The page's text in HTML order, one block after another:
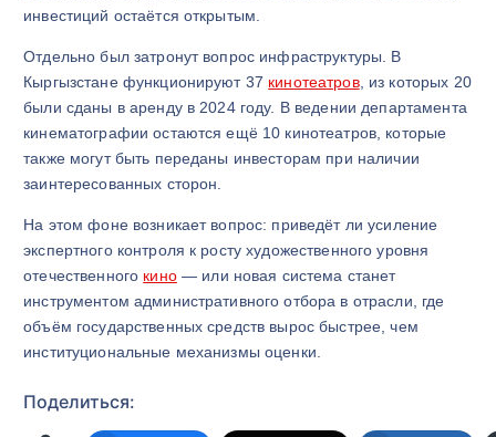
инвестиций остаётся открытым.
Отдельно был затронут вопрос инфраструктуры. В
Кыргызстане функционируют 37 кинотеатров, из которых 20
были сданы в аренду в 2024 году. В ведении департамента
кинематографии остаются ещё 10 кинотеатров, которые
также могут быть переданы инвесторам при наличии
заинтересованных сторон.
На этом фоне возникает вопрос: приведёт ли усиление
экспертного контроля к росту художественного уровня
отечественного кино— или новая система станет
инструментом административного отбора в отрасли, где
объём государственных средств вырос быстрее, чем
институциональные механизмы оценки.
Поделиться: